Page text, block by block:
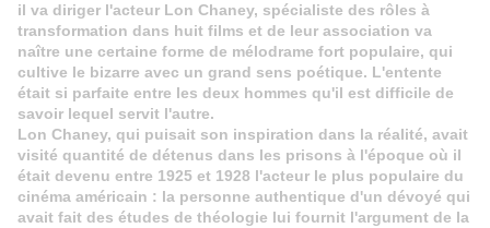
il va diriger l'acteur Lon Chaney, spécialiste des rôles à
transformation dans huit films et de leur association va
naître une certaine forme de mélodrame fort populaire, qui
cultive le bizarre avec un grand sens poétique. L'entente
était si parfaite entre les deux hommes qu'il est difficile de
savoir lequel servit l'autre.
Lon Chaney, qui puisait son inspiration dans la réalité, avait
visité quantité de détenus dans les prisons à l'époque où il
était devenu entre 1925 et 1928 l'acteur le plus populaire du
cinéma américain : la personne authentique d'un dévoyé qui
avait fait des études de théologie lui fournit l'argument de la